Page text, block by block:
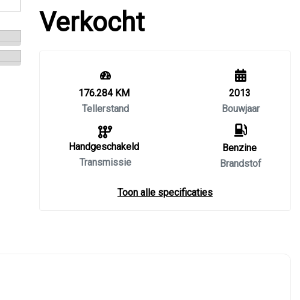
Verkocht
176.284 KM
Tellerstand
Handgeschakeld
Transmissie
2013
Bouwjaar
Benzine
Brandstof
Toon alle specificaties